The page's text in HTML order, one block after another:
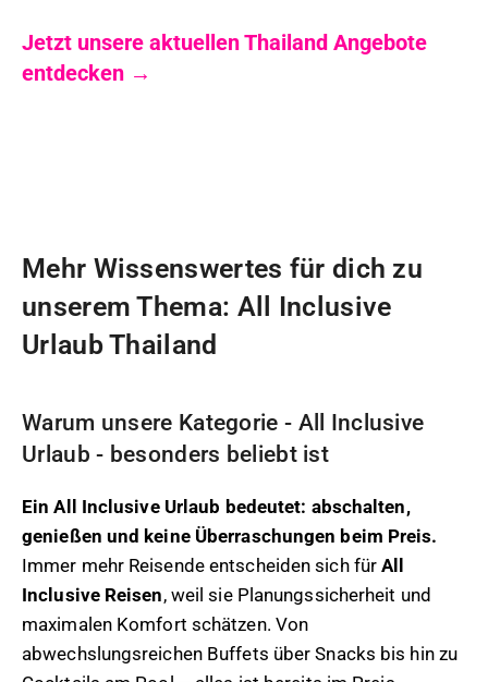
Jetzt unsere aktuellen Thailand Angebote
entdecken →
Mehr Wissenswertes für dich zu
unserem Thema: All Inclusive
Urlaub Thailand
Warum unsere Kategorie - All Inclusive
Urlaub - besonders beliebt ist
Ein All Inclusive Urlaub bedeutet: abschalten,
genießen und keine Überraschungen beim Preis.
Immer mehr Reisende entscheiden sich fürAll
Inclusive Reisen, weil sie Planungssicherheit und
maximalen Komfort schätzen. Von
abwechslungsreichen Buffets über Snacks bis hin zu